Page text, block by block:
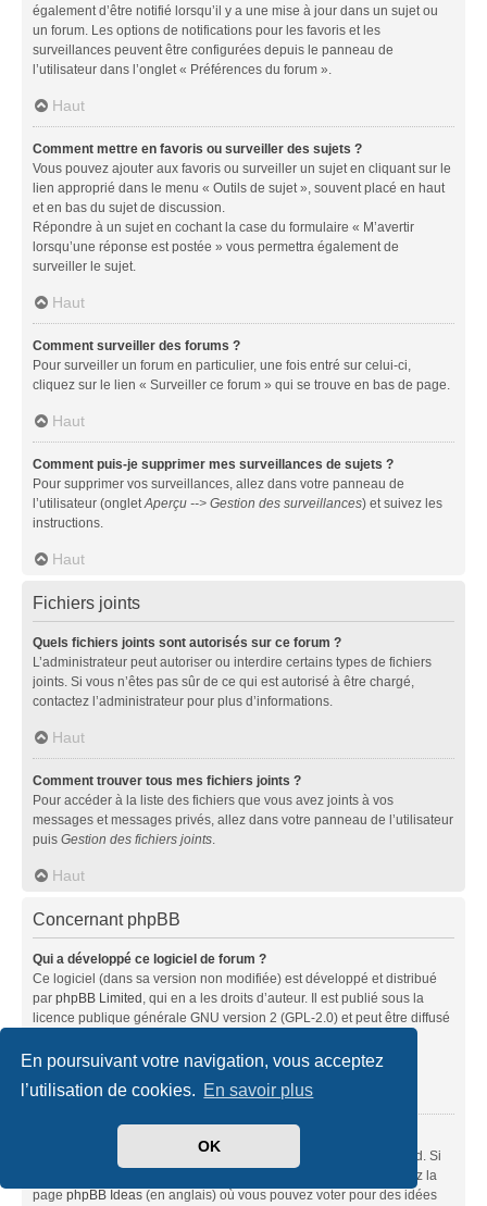
En poursuivant votre navigation, vous acceptez
l’utilisation de cookies. En savoir plus
OK
également d’être notifié lorsqu’il y a une mise à jour dans un sujet ou
un forum. Les options de notifications pour les favoris et les
surveillances peuvent être configurées depuis le panneau de
l’utilisateur dans l’onglet « Préférences du forum ».
Haut
Comment mettre en favoris ou surveiller des sujets ?
Vous pouvez ajouter aux favoris ou surveiller un sujet en cliquant sur le
lien approprié dans le menu « Outils de sujet », souvent placé en haut
et en bas du sujet de discussion.
Répondre à un sujet en cochant la case du formulaire « M’avertir
lorsqu’une réponse est postée » vous permettra également de
surveiller le sujet.
Haut
Comment surveiller des forums ?
Pour surveiller un forum en particulier, une fois entré sur celui-ci,
cliquez sur le lien « Surveiller ce forum » qui se trouve en bas de page.
Haut
Comment puis-je supprimer mes surveillances de sujets ?
Pour supprimer vos surveillances, allez dans votre panneau de
l’utilisateur (ongletAperçu --> Gestion des surveillances) et suivez les
instructions.
Haut
Fichiers joints
Quels fichiers joints sont autorisés sur ce forum ?
L’administrateur peut autoriser ou interdire certains types de fichiers
joints. Si vous n’êtes pas sûr de ce qui est autorisé à être chargé,
contactez l’administrateur pour plus d’informations.
Haut
Comment trouver tous mes fichiers joints ?
Pour accéder à la liste des fichiers que vous avez joints à vos
messages et messages privés, allez dans votre panneau de l’utilisateur
puis Gestion des fichiers joints.
Haut
Concernant phpBB
Qui a développé ce logiciel de forum ?
Ce logiciel (dans sa version non modifiée) est développé et distribué
par phpBB Limited, qui en a les droits d’auteur. Il est publié sous la
licence publique générale GNU version 2 (GPL-2.0) et peut être diffusé
À propos de phpBB» (en anglais).
Haut
Ce logiciel a été développé et mis sous licence par phpBB Limited. Si
vous pensez qu’une fonctionnalité nécessite d’être ajoutée, visitez la
page phpBB Ideas (en anglais) où vous pouvez voter pour des idées